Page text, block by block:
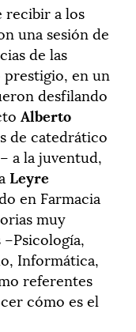
recibir a los
una sesión de
de las
en un
desfilando
Alberto
de catedrático
a la juventud,
Leyre
en Farmacia
muy
Informática,
referentes
cómo es el